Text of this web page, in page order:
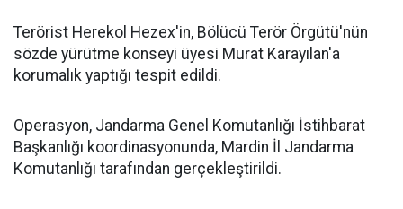
Terörist Herekol Hezex'in, Bölücü Terör Örgütü'nün
sözde yürütme konseyi üyesi Murat Karayılan'a
korumalık yaptığı tespit edildi.
Operasyon, Jandarma Genel Komutanlığı İstihbarat
Başkanlığı koordinasyonunda, Mardin İl Jandarma
Komutanlığı tarafından gerçekleştirildi.